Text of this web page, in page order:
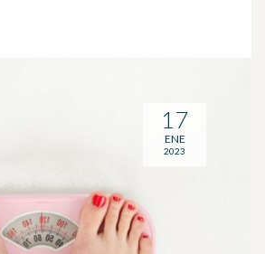
17
ENE
2023